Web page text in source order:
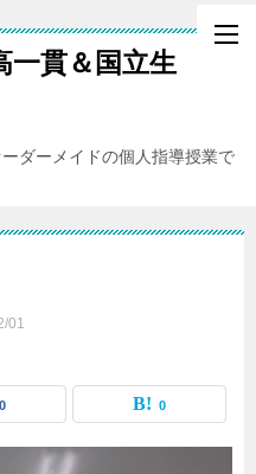
貫＆国立生
ダーメイドの個人指導授業で
01
0 0